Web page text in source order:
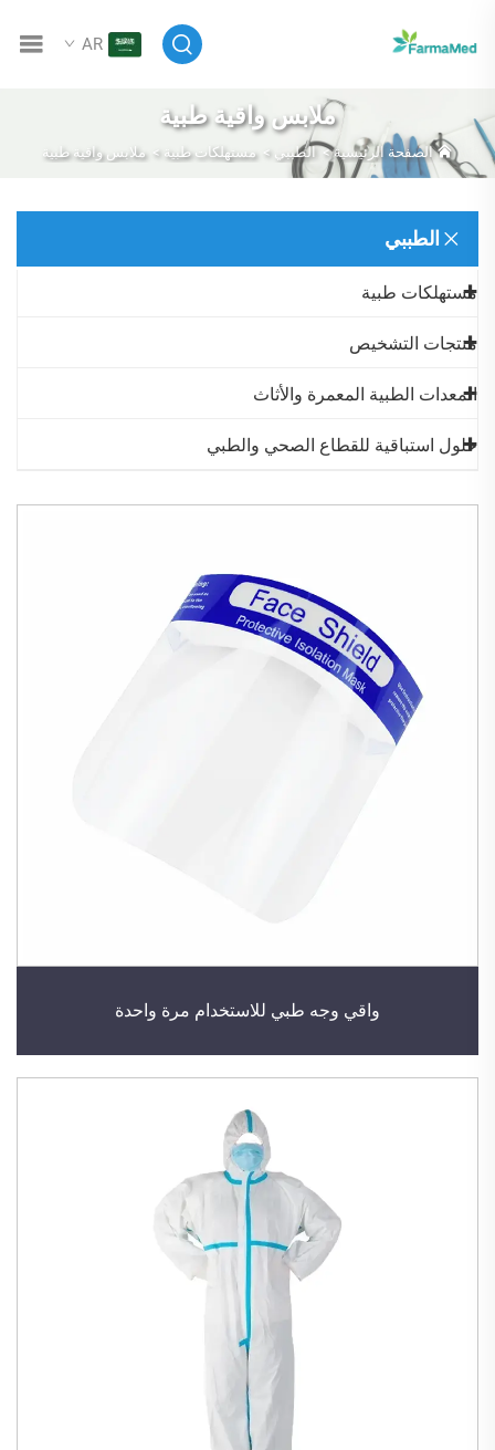
AR
ملابس واقية طبية
الصفحة الرئيسية> الطببي >مستهلكات طبية >ملابس واقية طبية
الطببي
مستهلكات طبية
منتجات التشخيص
المعدات الطبية المعمرة والأثاث
حلول استباقية للقطاع الصحي والطبي
واقي وجه طبي للاستخدام مرة واحدة